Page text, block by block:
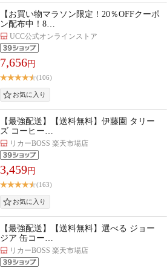
【お買い物マラソン限定！20％OFFクーポ
ン配布中！8…
UCC公式オンラインストア
7,656円
(106)
【最強配送】【送料無料】伊藤園 タリー
ズ コーヒー…
リカーBOSS 楽天市場店
3,459円
(163)
【最強配送】【送料無料】選べる ジョー
ジア 缶コー…
リカーBOSS 楽天市場店